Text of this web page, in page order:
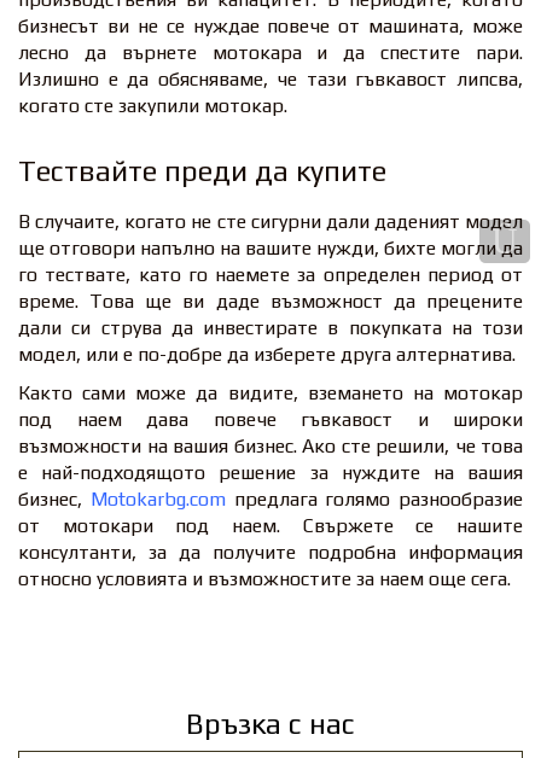
бизнесът ви не се нуждае повече от машината, може
лесно да върнете мотокара и да спестите пари.
Излишно е да обясняваме, че тази гъвкавост липсва,
когато сте закупили мотокар.
Тествайте преди да купите
В случаите, когато не сте сигурни дали даденият модел
ще отговори напълно на вашите нужди, бихте могли да
го тествате, като го наемете за определен период от
време. Това ще ви даде възможност да прецените
дали си струва да инвестирате в покупката на този
модел, или е по-добре да изберете друга алтернатива.
Както сами може да видите, вземането на мотокар
под наем дава повече гъвкавост и широки
възможности на вашия бизнес. Ако сте решили, че това
е най-подходящото решение за нуждите на вашия
бизнес, Motokarbg.comпредлага голямо разнообразие
от мотокари под наем. Свържете се нашите
консултанти, за да получите подробна информация
относно условията и възможностите за наем още сега.
Връзка с нас